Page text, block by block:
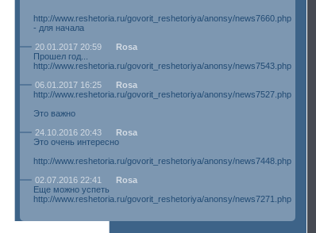
http://www.reshetoria.ru/govorit_reshetoriya/anonsy/news7660.php
- для начала
20.01.2017 20:59
Rosa
Прошел год...
http://www.reshetoria.ru/govorit_reshetoriya/anonsy/news7543.php
06.01.2017 16:25
Rosa
http://www.reshetoria.ru/govorit_reshetoriya/anonsy/news7527.php
Это важно
24.10.2016 20:43
Rosa
Это очень интересно
http://www.reshetoria.ru/govorit_reshetoriya/anonsy/news7448.php
02.07.2016 22:41
Rosa
Еще можно успеть
http://www.reshetoria.ru/govorit_reshetoriya/anonsy/news7271.php